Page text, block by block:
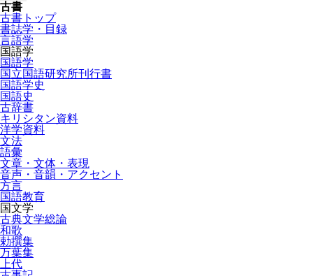
古書
古書トップ
書誌学・目録
言語学
国語学
国語学
国立国語研究所刊行書
国語学史
国語史
古辞書
キリシタン資料
洋学資料
文法
語彙
文章・文体・表現
音声・音韻・アクセント
方言
国語教育
国文学
古典文学総論
和歌
勅撰集
万葉集
上代